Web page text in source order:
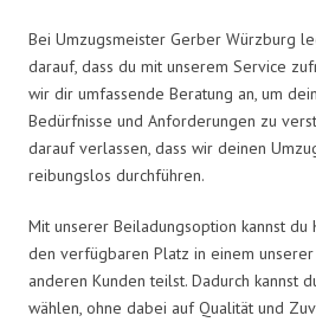
Bei Umzugsmeister Gerber Würzburg
darauf, dass du mit unserem Service
wir dir umfassende Beratung an, um
Bedürfnisse und Anforderungen zu
darauf verlassen, dass wir deinen
reibungslos durchführen.
Mit unserer Beiladungsoption kannst du
den verfügbaren Platz in einem
anderen Kunden teilst. Dadurch kannst
wählen, ohne dabei auf Qualität und